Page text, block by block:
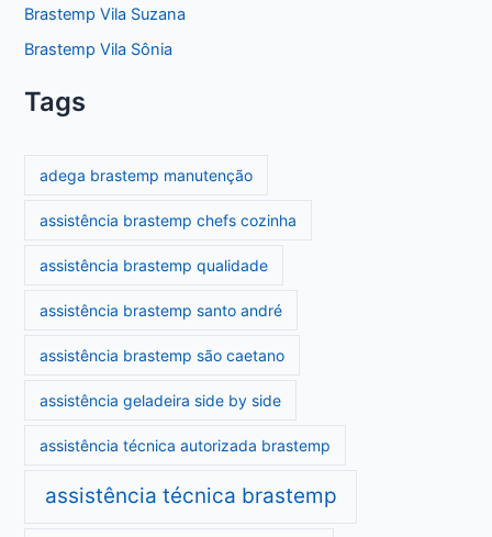
Brastemp Vila Suzana
Brastemp Vila Sônia
Tags
adega brastemp manutenção
assistência brastemp chefs cozinha
assistência brastemp qualidade
assistência brastemp santo andré
assistência brastemp são caetano
assistência geladeira side by side
assistência técnica autorizada brastemp
assistência técnica brastemp